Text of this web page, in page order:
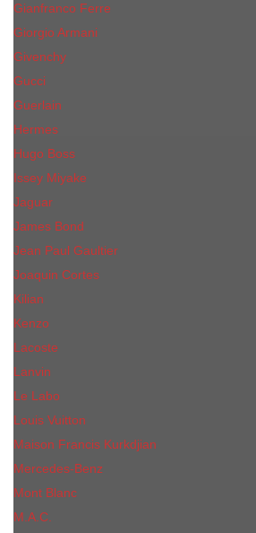
Gianfranco Ferre
Giorgio Armani
Givenchy
Gucci
Guerlain
Hermes
Hugo Boss
Issey Miyake
Jaguar
James Bond
Jean Paul Gaultier
Joaquin Сortes
Kilian
Kenzo
Lacoste
Lanvin
Le Labo
Louis Vuitton
Maison Francis Kurkdjian
Mercedes-Benz
Mont Blanc
M.А.C.